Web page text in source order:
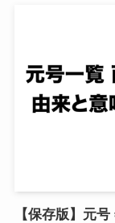
【保存版】元